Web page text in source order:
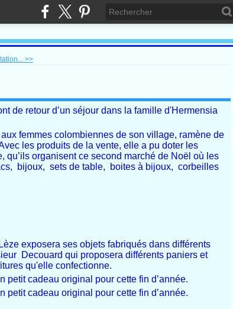
>>
de retour d’un séjour dans la famille d'Hermensia
femmes colombiennes de son village, ramène de
les produits de la vente, elle a pu doter les
qu’ils organisent ce second marché de Noël où les
bijoux, sets de table, boites à bijoux, corbeilles
exposera ses objets fabriqués dans différents
Decouard qui proposera différents paniers et
qu'elle confectionne.
petit cadeau original pour cette fin d’année.
petit cadeau original pour cette fin d’année.